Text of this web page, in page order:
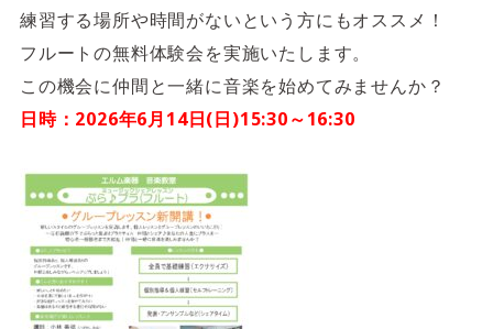
営業時間 10:00 ~ 23:00
練習する場所や時間がないという方にもオススメ！
フルートの無料体験会を実施いたします。
この機会に仲間と一緒に音楽を始めてみませんか？
日時：2026年6月14日(日)15:30～16:30